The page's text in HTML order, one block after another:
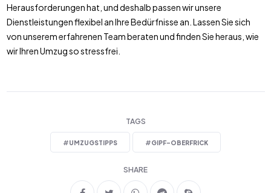
Herausforderungen hat, und deshalb passen wir unsere
Dienstleistungen flexibel an Ihre Bedürfnisse an. Lassen Sie sich
von unserem erfahrenen Team beraten und finden Sie heraus, wie
wir Ihren Umzug so stressfrei.
TAGS
#UMZUGSTIPPS #GIPF-OBERFRICK
SHARE